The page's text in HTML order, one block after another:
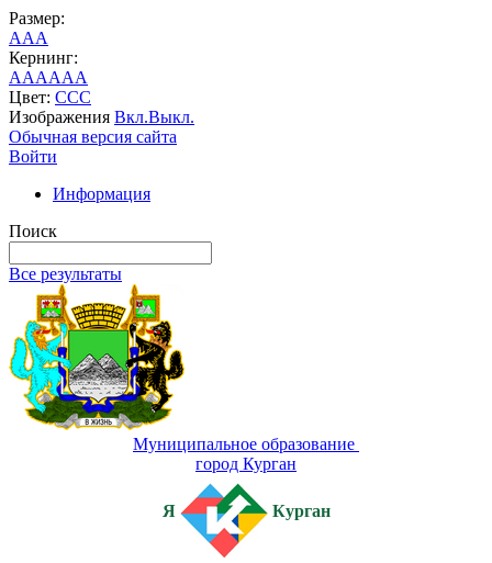
Размер:
AAA
Кернинг:
AAAAAA
Цвет: CCC
Изображения Вкл.Выкл.
Обычная версия сайта
Войти
Информация
Поиск
Все результаты
Муниципальное образование
город Курган
Я Курган